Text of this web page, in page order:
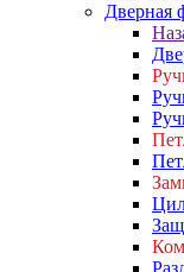
Дверная